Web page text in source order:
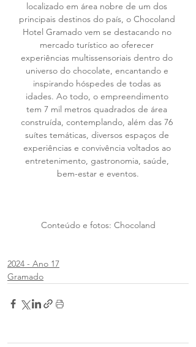
localizado em área nobre de um dos
principais destinos do país, o Chocoland
Hotel Gramado vem se destacando no
mercado turístico ao oferecer
experiências multissensoriais dentro do
universo do chocolate, encantando e
inspirando hóspedes de todas as
idades. Ao todo, o empreendimento
tem 7 mil metros quadrados de área
construída, contemplando, além das 76
suítes temáticas, diversos espaços de
experiências e convivência voltados ao
entretenimento, gastronomia, saúde,
bem-estar e eventos.
Conteúdo e fotos: Chocoland
2024 - Ano 17
Gramado